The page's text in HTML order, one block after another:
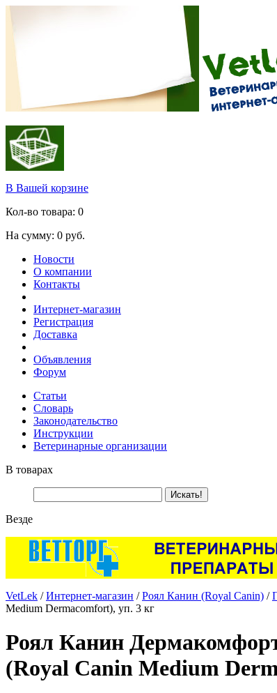
В Вашей корзине
Кол-во товара: 0
На сумму: 0 руб.
Новости
О компании
Контакты
Интернет-магазин
Регистрация
Доставка
Объявления
Форум
Статьи
Словарь
Законодательство
Инструкции
Ветеринарные организации
В товарах
Везде
VetLek /Интернет-магазин /Роял Канин (Royal Canin) /
Medium Dermacomfort), уп. 3 кг
Роял Канин
(Royal Canin Medium